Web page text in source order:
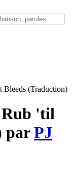
Bleeds (Traduction)
Rub 'til
parPJ